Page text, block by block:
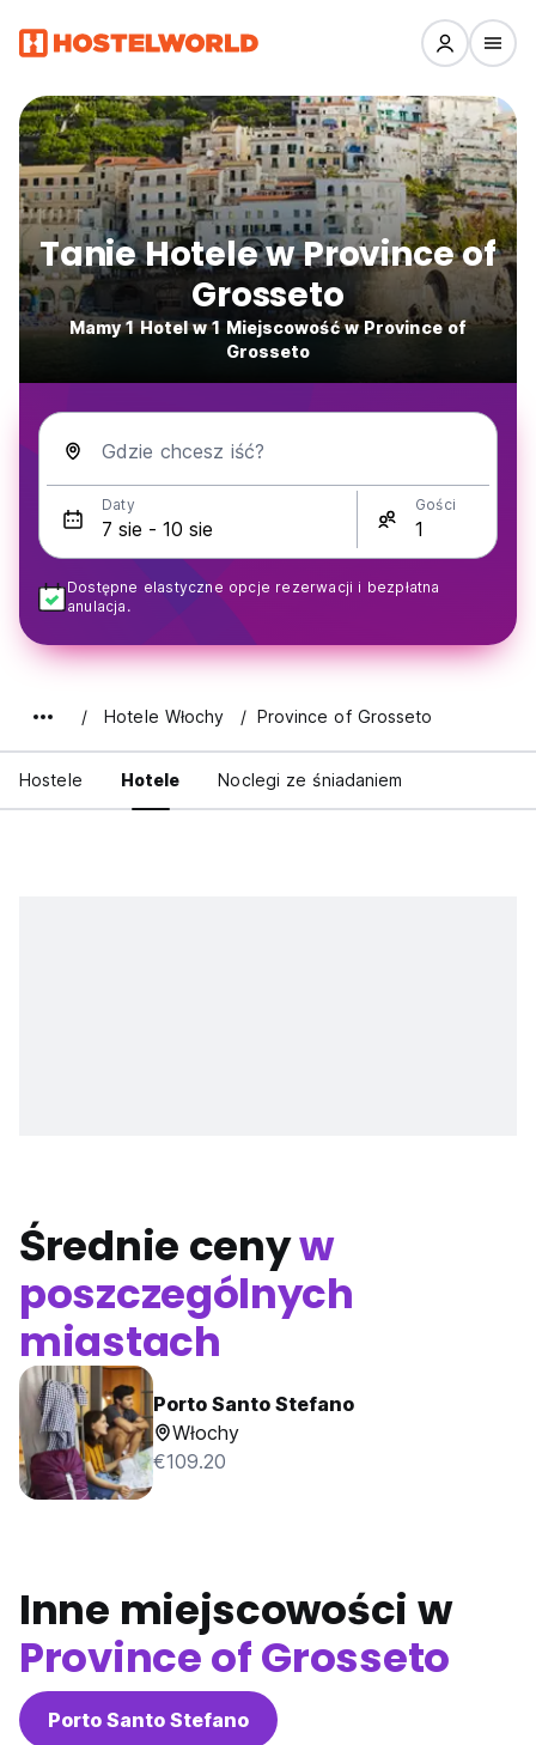
Tanie Hotele w Province of
Grosseto
Mamy 1 Hotel w 1 Miejscowość w Province of
Grosseto
Gdzie chcesz iść?
Daty Gości
Dostępne elastyczne opcje rezerwacji i bezpłatna
anulacja.
Hotele Włochy Province of Grosseto
Hostele Hotele Noclegi ze śniadaniem
Średnie cenyw
poszczególnych
miastach
Porto Santo Stefano
Włochy
€109.20
Inne miejscowości w
Province of Grosseto
Porto Santo Stefano